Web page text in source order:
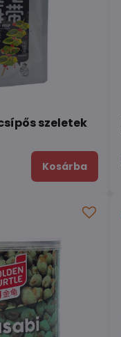
szeletek
Kosárba